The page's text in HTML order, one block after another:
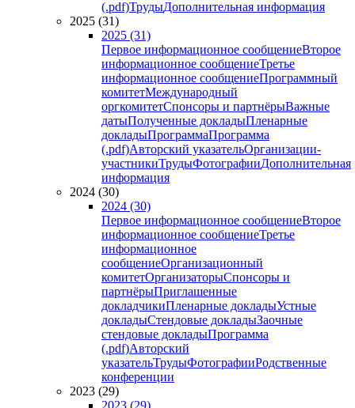
(.pdf)ТрудыДополнительная информация
2025 (31)
2025 (31)
Первое информационное сообщениеВторое
информационное сообщениеТретье
информационное сообщениеПрограммный
комитетМеждународный
оргкомитетСпонсоры и партнёрыВажные
датыПолученные докладыПленарные
докладыПрограммаПрограмма
(.pdf)Авторский указательОрганизации-
участникиТрудыФотографииДополнительная
информация
2024 (30)
2024 (30)
Первое информационное сообщениеВторое
информационное сообщениеТретье
информационное
сообщениеОрганизационный
комитетОрганизаторыСпонсоры и
партнёрыПриглашенные
докладчикиПленарные докладыУстные
докладыСтендовые докладыЗаочные
стендовые докладыПрограмма
(.pdf)Авторский
указательТрудыФотографииРодственные
конференции
2023 (29)
2023 (29)